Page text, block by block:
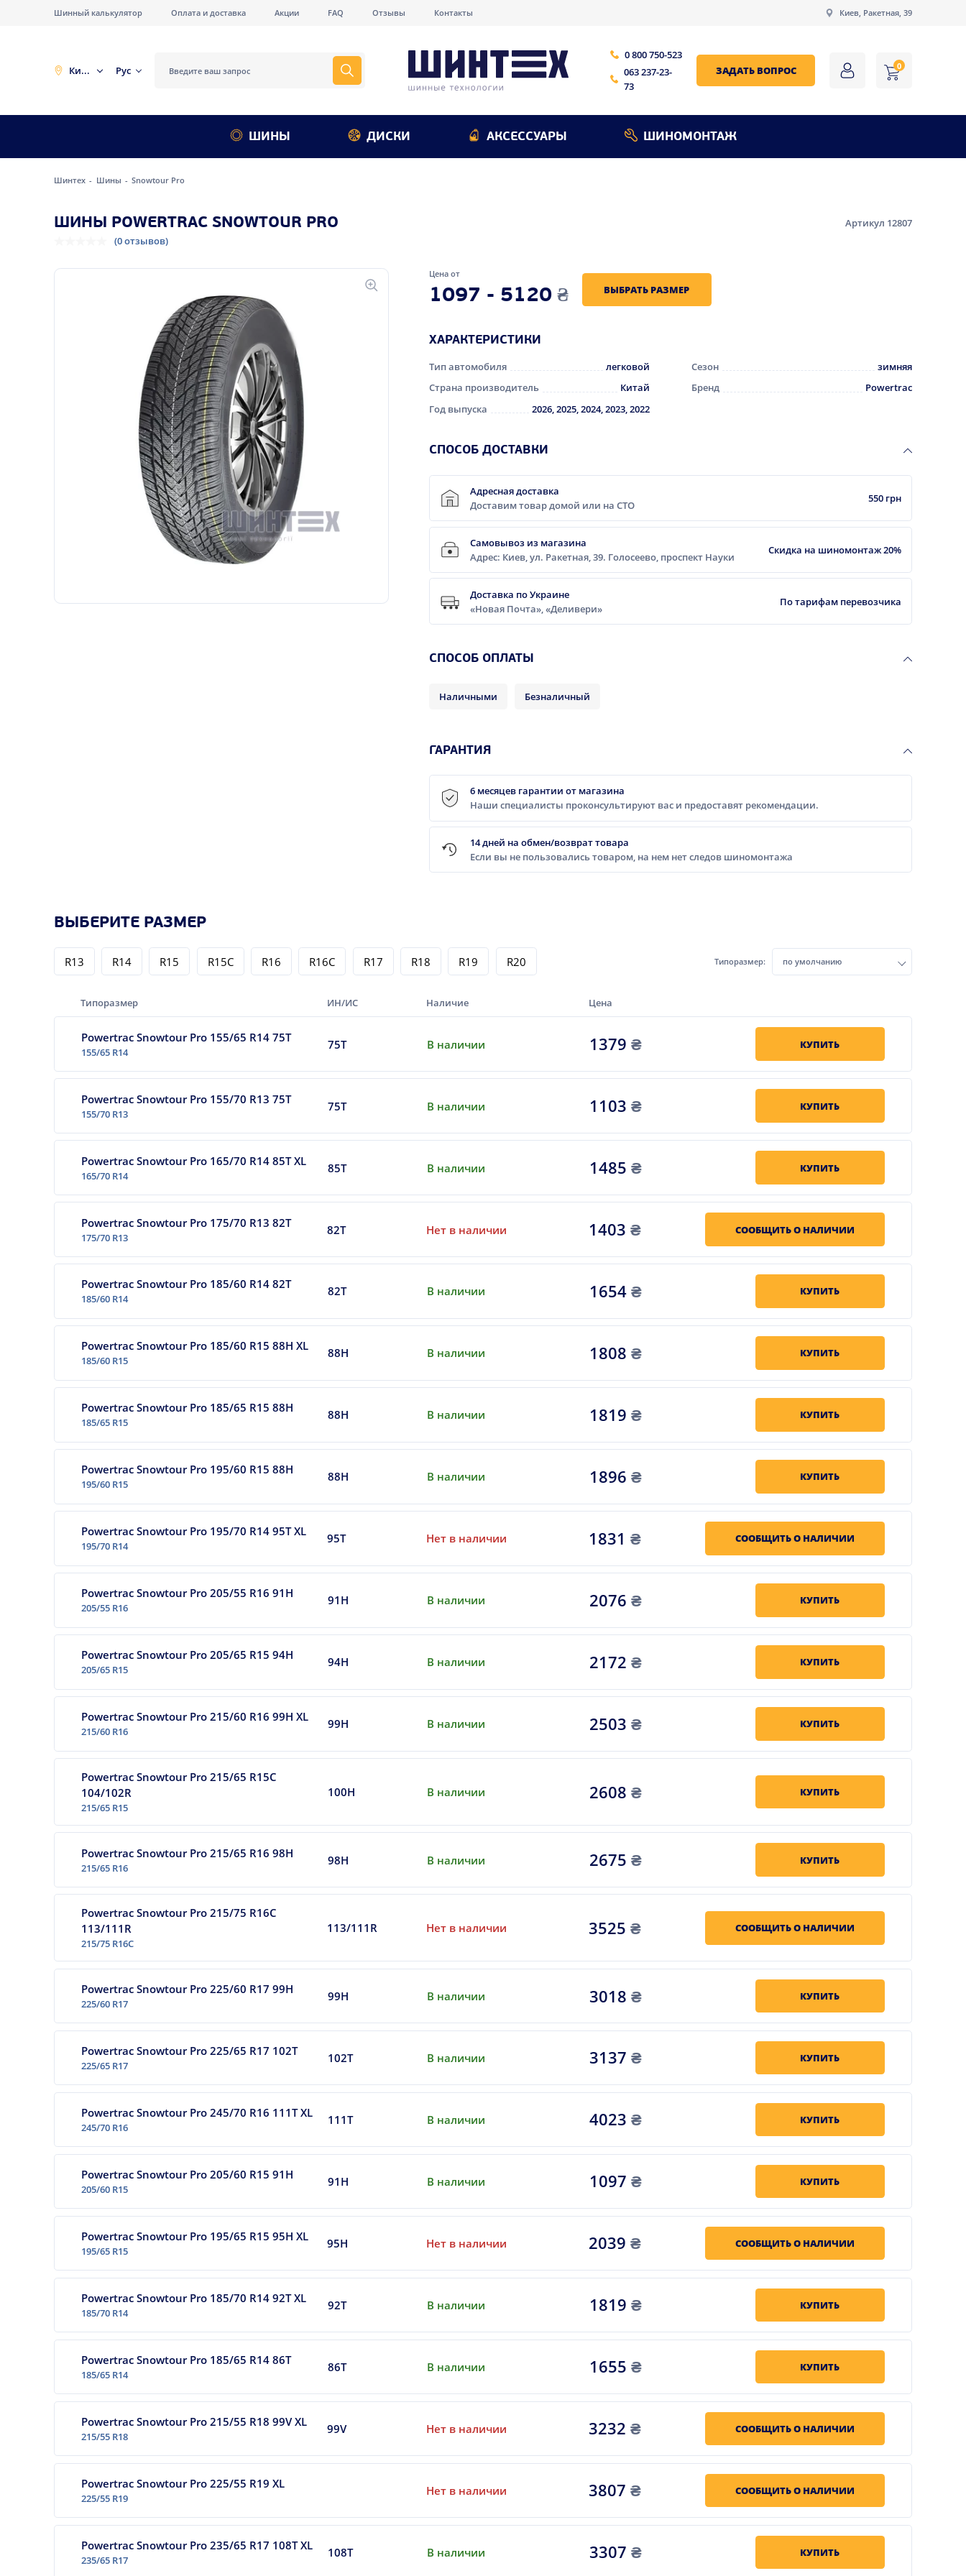
Шинный калькулятор Оплата и доставка Акции FAQ Отзывы Контакты Киев, Ракетная, 39
Киев Рус
0 800 750-523
063 237-23-
73
ЗАДАТЬ ВОПРОС 0
ШИНЫ ДИСКИ АКСЕССУАРЫ ШИНОМОНТАЖ
Шинтех Шины Snowtour Pro
ШИНЫ POWERTRAC SNOWTOUR PRO
Артикул 12807
(0 отзывов)
Цена от
1097 - 5120 ₴ ВЫБРАТЬ РАЗМЕР
ХАРАКТЕРИСТИКИ
Тип автомобиля легковой Сезон
зимняя
Страна производитель
Китай Бренд
Powertrac
Год выпуска
2026, 2025, 2024, 2023, 2022
CПОСОБ ДОСТАВКИ
Адресная доставка
Доставим товар домой или на СТО
550 грн
Самовывоз из магазина
Адрес: Киев, ул. Ракетная, 39. Голосеево, проспект Науки
Скидка на шиномонтаж 20%
Доставка по Украине
«Новая Почта», «Деливери»
По тарифам перевозчика
CПОСОБ ОПЛАТЫ
Наличными Безналичный
ГАРАНТИЯ
6 месяцев гарантии от магазина
Наши специалисты проконсультируют вас и предоставят рекомендации.
14 дней на обмен/возврат товара
Если вы не пользовались товаром, на нем нет следов шиномонтажа
ВЫБЕРИТЕ РАЗМЕР
R13 R14 R15 R15C R16 R16C R17 R18 R19 R20 Типоразмер: по умолчанию
Типоразмер ИН/ИС Наличие Цена
Powertrac Snowtour Pro 155/65 R14 75T
155/65 R14
75T В наличии 1379₴ КУПИТЬ
Powertrac Snowtour Pro 155/70 R13 75T
155/70 R13
75T В наличии 1103₴ КУПИТЬ
Powertrac Snowtour Pro 165/70 R14 85T XL
165/70 R14
85T В наличии 1485₴ КУПИТЬ
Powertrac Snowtour Pro 175/70 R13 82T
175/70 R13
82T Нет в наличии 1403 ₴ СООБЩИТЬ О НАЛИЧИИ
Powertrac Snowtour Pro 185/60 R14 82T
185/60 R14
82T В наличии 1654₴ КУПИТЬ
Powertrac Snowtour Pro 185/60 R15 88H XL
185/60 R15
88H В наличии 1808₴ КУПИТЬ
Powertrac Snowtour Pro 185/65 R15 88H
185/65 R15
88H В наличии 1819₴ КУПИТЬ
Powertrac Snowtour Pro 195/60 R15 88H
195/60 R15
88H В наличии 1896₴ КУПИТЬ
Powertrac Snowtour Pro 195/70 R14 95T XL
195/70 R14
95T Нет в наличии 1831 ₴ СООБЩИТЬ О НАЛИЧИИ
Powertrac Snowtour Pro 205/55 R16 91H
205/55 R16
91H В наличии 2076₴ КУПИТЬ
Powertrac Snowtour Pro 205/65 R15 94H
205/65 R15
94H В наличии 2172₴ КУПИТЬ
Powertrac Snowtour Pro 215/60 R16 99H XL
215/60 R16
99H В наличии 2503₴ КУПИТЬ
Powertrac Snowtour Pro 215/65 R15C
104/102R
215/65 R15
100H В наличии 2608₴ КУПИТЬ
Powertrac Snowtour Pro 215/65 R16 98H
215/65 R16
98H В наличии 2675₴ КУПИТЬ
Powertrac Snowtour Pro 215/75 R16C
113/111R
215/75 R16C
113/111R Нет в наличии 3525 ₴ СООБЩИТЬ О НАЛИЧИИ
Powertrac Snowtour Pro 225/60 R17 99H
225/60 R17
99H В наличии 3018₴ КУПИТЬ
Powertrac Snowtour Pro 225/65 R17 102T
225/65 R17
102T В наличии 3137₴ КУПИТЬ
Powertrac Snowtour Pro 245/70 R16 111T XL
245/70 R16
111T В наличии 4023₴ КУПИТЬ
Powertrac Snowtour Pro 205/60 R15 91H
205/60 R15
91H В наличии 1097₴ КУПИТЬ
Powertrac Snowtour Pro 195/65 R15 95H XL
195/65 R15
95H Нет в наличии 2039 ₴ СООБЩИТЬ О НАЛИЧИИ
Powertrac Snowtour Pro 185/70 R14 92T XL
185/70 R14
92T В наличии 1819₴ КУПИТЬ
Powertrac Snowtour Pro 185/65 R14 86T
185/65 R14
86T В наличии 1655₴ КУПИТЬ
Powertrac Snowtour Pro 215/55 R18 99V XL
215/55 R18
99V Нет в наличии 3232 ₴ СООБЩИТЬ О НАЛИЧИИ
Powertrac Snowtour Pro 225/55 R19 XL
225/55 R19
Нет в наличии 3807 ₴ СООБЩИТЬ О НАЛИЧИИ
Powertrac Snowtour Pro 235/65 R17 108T XL
235/65 R17
108T В наличии 3307₴ КУПИТЬ